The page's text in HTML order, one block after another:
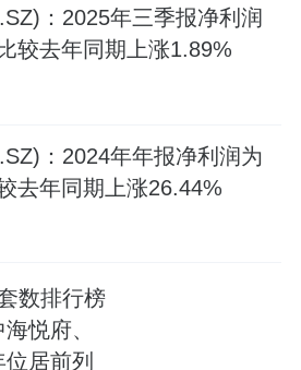
：2025年三季报净利润
较去年同期上涨1.89%
：2024年年报净利润为
去年同期上涨26.44%
数排行榜
悦府、
居前列